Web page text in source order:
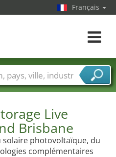
Live
Brisbane
photovoltaïque, du
complémentaires
Français
Toggle
Villes
Secteurs de foire